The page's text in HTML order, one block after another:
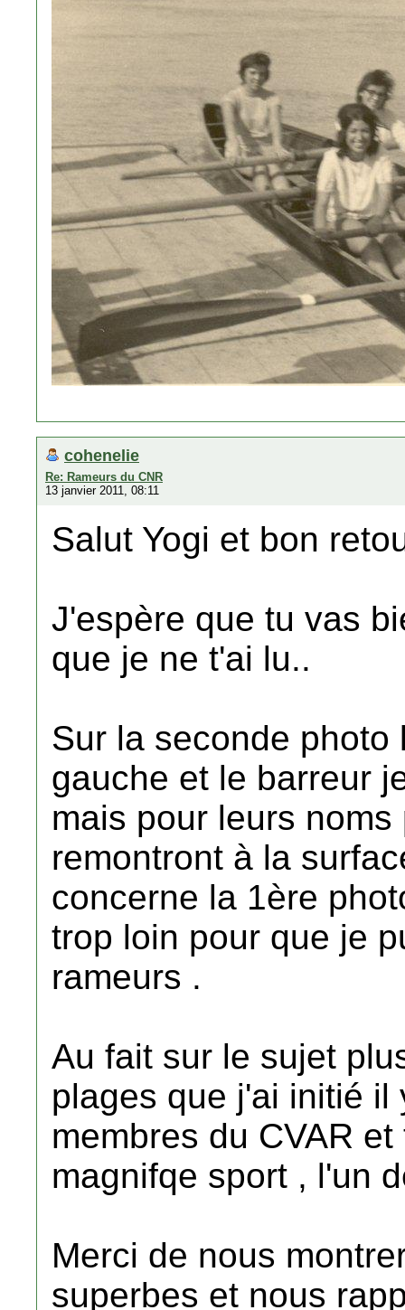
cohenelie
Re: Rameurs du CNR
13 janvier 2011, 08:11
Salut Yogi et bon
J'espère que tu vas
que je ne t'ai lu..
Sur la seconde
gauche et le barreur
mais pour leurs
remontront à la
concerne la 1ère
trop loin pour que je
rameurs .
Au fait sur le sujet
plages que j'ai initié
membres du CVAR
magnifqe sport , l'un
Merci de nous
superbes et nous